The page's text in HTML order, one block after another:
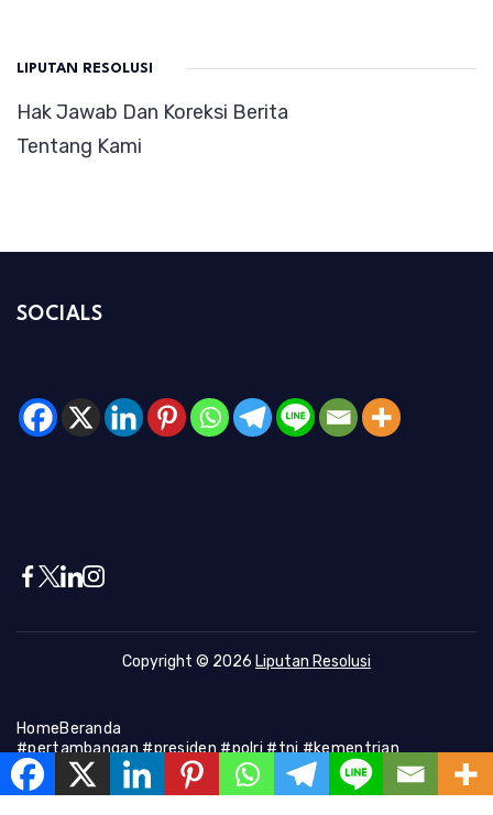
LIPUTAN RESOLUSI
Hak Jawab Dan Koreksi Berita
Tentang Kami
SOCIALS
Copyright © 2026 Liputan Resolusi
HomeBeranda
#pertambangan #presiden #polri #tni #kementrian
#presiden #Kapolri #indonesia